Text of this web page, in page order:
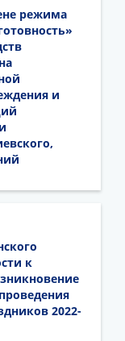
режима
и
к
2022-